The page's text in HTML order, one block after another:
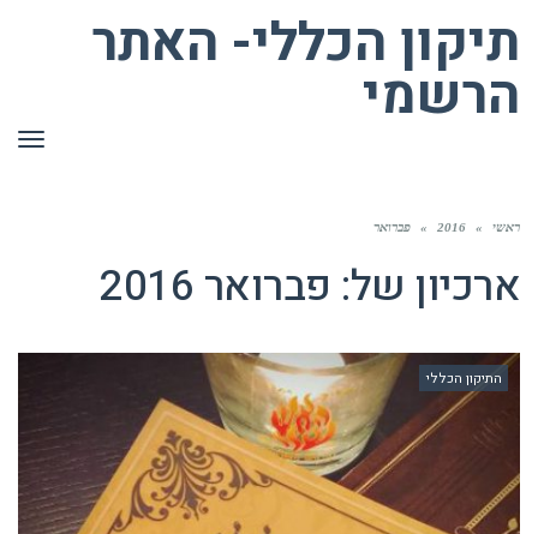
תיקון הכללי- האתר
הרשמי
ראשי »
2016
» פברואר
ארכיון של: פברואר 2016
התיקון הכללי